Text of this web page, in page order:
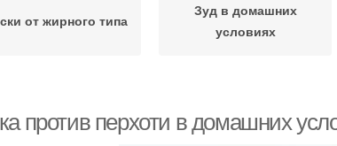
от жирного типа
Зуд в домашних
условиях
против перхоти в домашних